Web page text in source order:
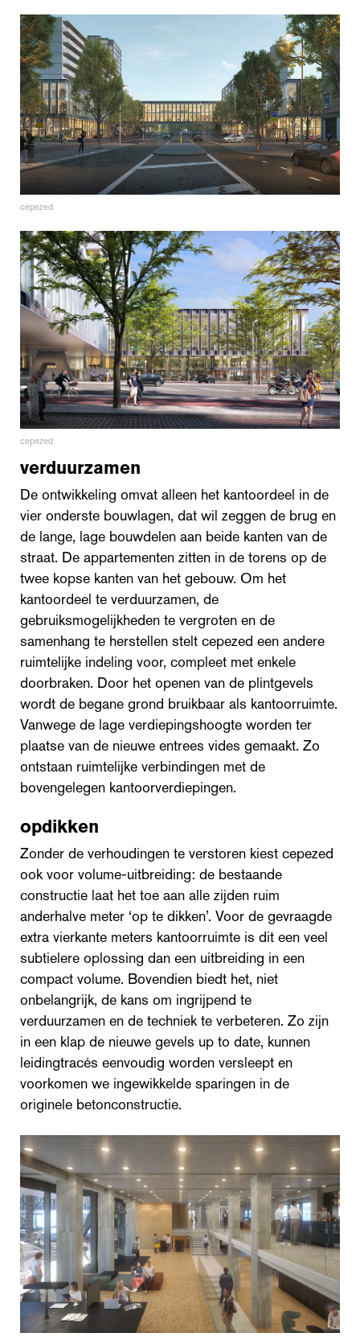
cepezed
cepezed
verduurzamen
De ontwikkeling omvat alleen het kantoordeel in de
vier onderste bouwlagen, dat wil zeggen de brug en
de lange, lage bouwdelen aan beide kanten van de
straat. De appartementen zitten in de torens op de
twee kopse kanten van het gebouw. Om het
kantoordeel te verduurzamen, de
gebruiksmogelijkheden te vergroten en de
samenhang te herstellen stelt cepezed een andere
ruimtelijke indeling voor, compleet met enkele
doorbraken. Door het openen van de plintgevels
wordt de begane grond bruikbaar als kantoorruimte.
Vanwege de lage verdiepingshoogte worden ter
plaatse van de nieuwe entrees vides gemaakt. Zo
ontstaan ruimtelijke verbindingen met de
bovengelegen kantoorverdiepingen.
opdikken
Zonder de verhoudingen te verstoren kiest cepezed
ook voor volume-uitbreiding: de bestaande
constructie laat het toe aan alle zijden ruim
anderhalve meter ‘op te dikken’. Voor de gevraagde
extra vierkante meters kantoorruimte is dit een veel
subtielere oplossing dan een uitbreiding in een
compact volume. Bovendien biedt het, niet
onbelangrijk, de kans om ingrijpend te
verduurzamen en de techniek te verbeteren. Zo zijn
in een klap de nieuwe gevels up to date, kunnen
leidingtracés eenvoudig worden versleept en
voorkomen we ingewikkelde sparingen in de
originele betonconstructie.